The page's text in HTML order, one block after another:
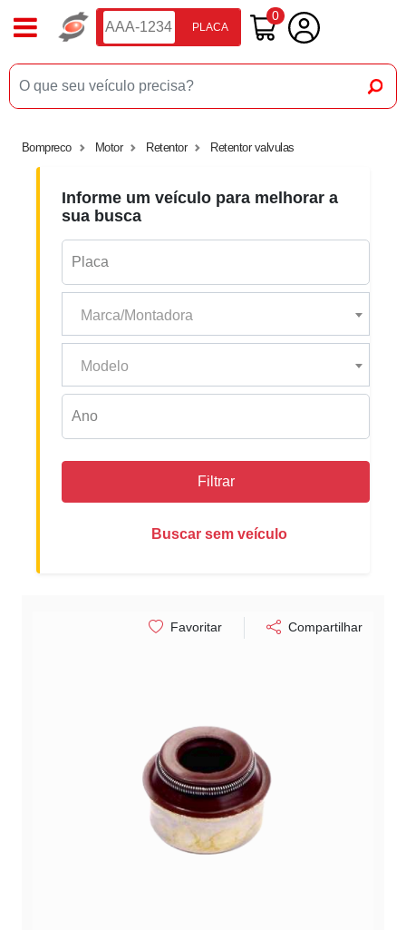
PLACA
0
Bompreco Motor Retentor Retentor valvulas
Informe um veículo para melhorar a
sua busca
Marca/Montadora
Modelo
Filtrar
Buscar sem veículo
Favoritar Compartilhar